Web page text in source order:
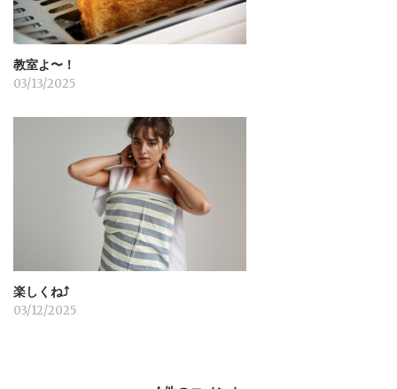
教室よ〜！
03/13/2025
楽しくね⤴︎
03/12/2025